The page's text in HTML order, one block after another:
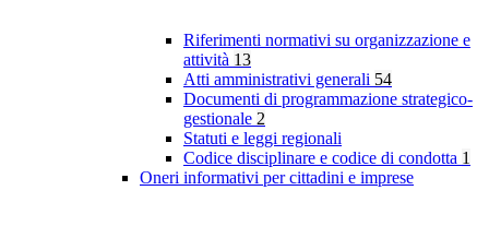
Riferimenti normativi su organizzazione e
attività 13
Atti amministrativi generali 54
Documenti di programmazione strategico-
gestionale 2
Statuti e leggi regionali
Codice disciplinare e codice di condotta 1
Oneri informativi per cittadini e imprese